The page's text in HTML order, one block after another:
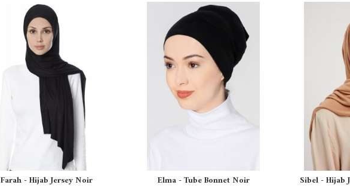
Farah - Hijab Jersey Noir Elma - Tube Bonnet Noir Sibel - Hijab